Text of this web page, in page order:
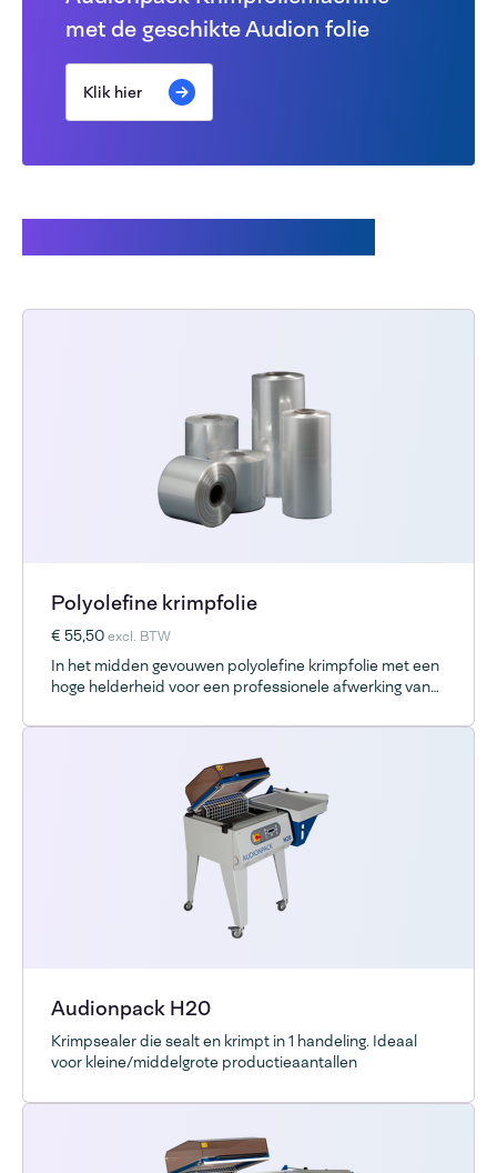
met de geschikte Audion folie
Klik hier
Polyolefine krimpfolie
€ 55,50excl. BTW
In het midden gevouwen polyolefine krimpfolie met een
hoge helderheid voor een professionele afwerking van
Audionpack H20
Krimpsealer die sealt en krimpt in 1 handeling. Ideaal
voor kleine/middelgrote productieaantallen